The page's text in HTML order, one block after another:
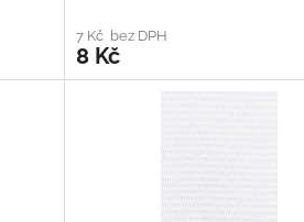
7 Kč bez DPH
8 Kč